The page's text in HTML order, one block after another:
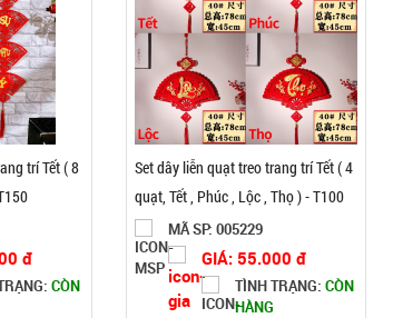
trí Tết ( 8
đ
CÒN
Set dây liễn quạt treo trang trí Tết ( 4
quạt, Tết , Phúc , Lộc , Thọ ) - T100
MÃ SP: 005229
GIÁ: 55.000 đ
TÌNH TRẠNG: CÒN
HÀNG